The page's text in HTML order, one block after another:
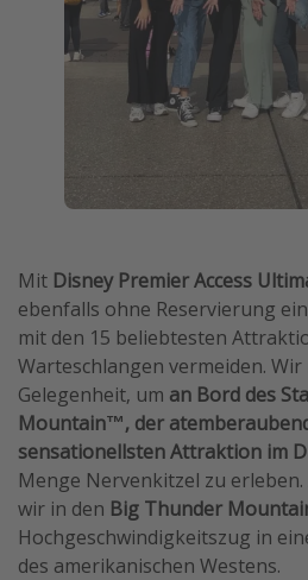
Mit Disney Premier Access
ebenfalls ohne Reservierung
mit den 15 beliebtesten
Warteschlangen vermeiden.
Gelegenheit, um an Bord des
Mountain™️, der
sensationellsten Attraktion im
Menge Nervenkitzel zu
wir in den Big Thunder
Hochgeschwindigkeitszug in
des amerikanischen Westens.